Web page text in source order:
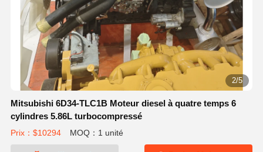
2/5
Mitsubishi 6D34-TLC1B Moteur diesel à quatre temps 6
cylindres 5.86L turbocompressé
Prix：$10294 MOQ：1 unité